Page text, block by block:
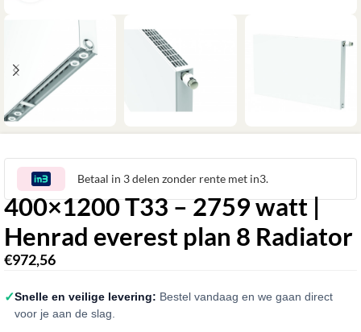
Betaal in 3 delen zonder rente met in3.
400×1200 T33 – 2759 watt |
Henrad everest plan 8 Radiator
€972,56
✓Snelle en veilige levering: Bestel vandaag en we gaan direct
voor je aan de slag.